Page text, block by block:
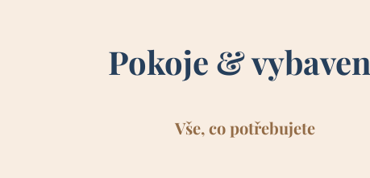
Pokoje &
Vše, co potřebujete